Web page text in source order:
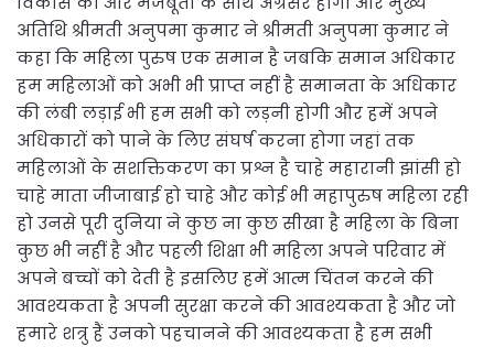
अतिथि श्रीमती अनुपमा कुमार ने श्रीमती अनुपमा कुमार ने
कहा कि महिला पुरुष एक समान है जबकि समान अधिकार
हम महिलाओं को अभी भी प्राप्त नहीं है समानता के अधिकार
की लंबी लड़ाई भी हम सभी को लड़नी होगी और हमें अपने
अधिकारों को पाने के लिए संघर्ष करना होगा जहां तक
महिलाओं के सशक्तिकरण का प्रश्न है चाहे महारानी झांसी हो
चाहे माता जीजाबाई हो चाहे और कोई भी महापुरुष महिला रही
हो उनसे पूरी दुनिया ने कुछ ना कुछ सीखा है महिला के बिना
कुछ भी नहीं है और पहली शिक्षा भी महिला अपने परिवार में
अपने बच्चों को देती है इसलिए हमें आत्म चिंतन करने की
आवश्यकता है अपनी सुरक्षा करने की आवश्यकता है और जो
हमारे शत्रु हैं उनको पहचानने की आवश्यकता है हम सभी